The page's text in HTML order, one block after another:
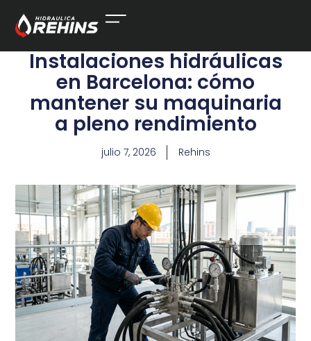
Instalaciones hidráulicas
en Barcelona: cómo
mantener su maquinaria
a pleno rendimiento
julio 7, 2026 Rehins